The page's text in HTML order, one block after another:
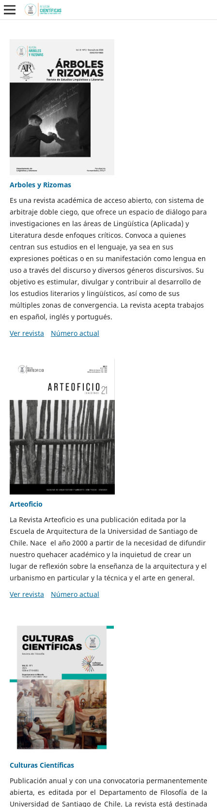
Arboles y Rizomas
Es una revista académica de acceso abierto, con sistema de
arbitraje doble ciego, que ofrece un espacio de diálogo para
investigaciones en las áreas de Lingüística (Aplicada) y
Literatura desde enfoques críticos. Convoca a quienes
centran sus estudios en el lenguaje, ya sea en sus
expresiones poéticas o en su manifestación como lengua en
uso a través del discurso y diversos géneros discursivos. Su
objetivo es estimular, divulgar y contribuir al desarrollo de
los estudios literarios y lingüísticos, así como de sus
múltiples zonas de convergencia. La revista acepta trabajos
en español, inglés y portugués.
Ver revista
Número actual
Arteoficio
La Revista Arteoficio es una publicación editada por la
Escuela de Arquitectura de la Universidad de Santiago de
Chile. Nace el año 2000 a partir de la necesidad de difundir
nuestro quehacer académico y la inquietud de crear un
lugar de reflexión sobre la enseñanza de la arquitectura y el
urbanismo en particular y la técnica y el arte en general.
Ver revista
Número actual
Culturas Científicas
Publicación anual y con una convocatoria permanentemente
abierta, es editada por el Departamento de Filosofía de la
Universidad de Santiago de Chile. La revista está destinada